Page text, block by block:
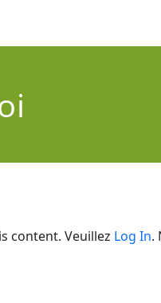
content. Veuillez Log In.